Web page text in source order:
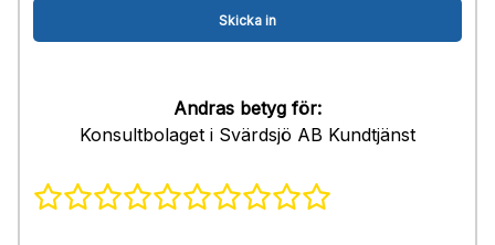
Andras betyg för:
Konsultbolaget i Svärdsjö AB Kundtjänst